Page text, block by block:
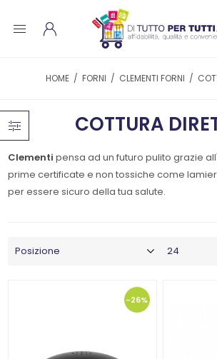
HOME / FORNI / CLEMENTI FORNI /
COTTURA
Clementi pensa ad un futuro pulito grazie
prime certificate e non tossiche come
per essere sicuro della tua salute.
-26%